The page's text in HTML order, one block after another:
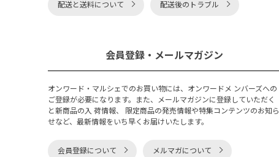
配送と送料について 配送後のトラブル
会員登録・メールマガジン
オンワード・マルシェでのお買い物には、オンワードメ ンバーズへの
ご登録が必要になります。また、メールマガジンに登録していただく
と新商品の入 荷情報、 限定商品の発売情報や特集コンテンツのお知ら
せなど、最新情報をいち早くお届けいたします。
会員登録について メルマガについて